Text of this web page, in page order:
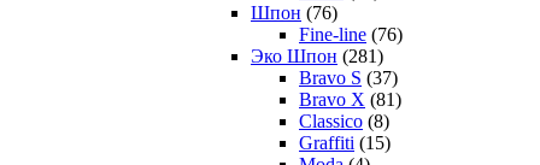
Шпон (76)
Fine-line (76)
Эко Шпон (281)
Bravo S (37)
Bravo X (81)
Classico (8)
Graffiti (15)